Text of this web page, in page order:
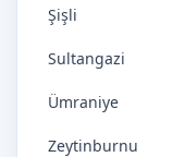
Şişli
Sultangazi
Ümraniye
Zeytinburnu